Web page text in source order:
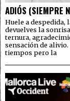
ADIÓS (SIEMPRE
Huele a despedida,
devuelves la
ternura,
sensación de
tiempos pero la